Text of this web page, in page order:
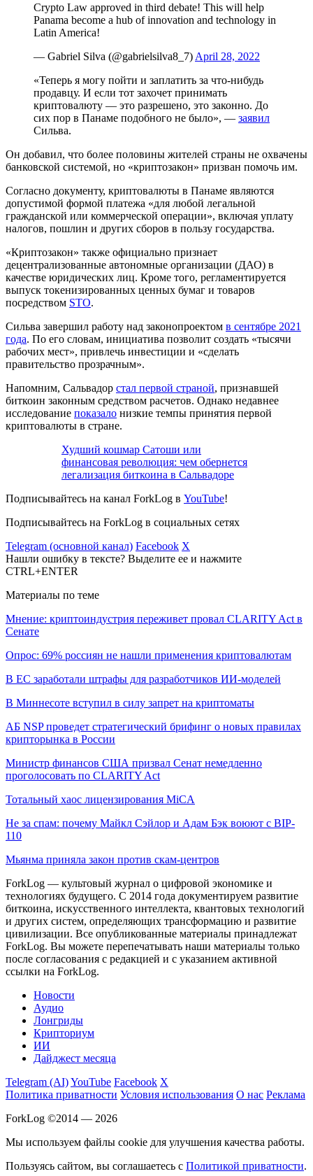
Crypto Law approved in third debate! This will help
Panama become a hub of innovation and technology in
Latin America!
— Gabriel Silva (@gabrielsilva8_7) April 28, 2022
«Теперь я могу пойти и заплатить за что-нибудь
продавцу. И если тот захочет принимать
криптовалюту — это разрешено, это законно. До
сих пор в Панаме подобного не было», — заявил
Сильва.
Он добавил, что более половины жителей страны не охвачены
банковской системой, но «криптозакон» призван помочь им.
Согласно документу, криптовалюты в Панаме являются
допустимой формой платежа «для любой легальной
гражданской или коммерческой операции», включая уплату
налогов, пошлин и других сборов в пользу государства.
«Криптозакон» также официально признает
децентрализованные автономные организации (ДАО) в
качестве юридических лиц. Кроме того, регламентируется
выпуск токенизированных ценных бумаг и товаров
посредством STO.
Сильва завершил работу над законопроектом в сентябре 2021
года. По его словам, инициатива позволит создать «тысячи
рабочих мест», привлечь инвестиции и «сделать
правительство прозрачным».
Напомним, Сальвадор стал первой страной, признавшей
биткоин законным средством расчетов. Однако недавнее
исследование показало низкие темпы принятия первой
криптовалюты в стране.
Худший кошмар Сатоши или
финансовая революция: чем обернется
легализация биткоина в Сальвадоре
Подписывайтесь на канал ForkLog в YouTube!
Подписывайтесь на ForkLog в социальных сетях
Telegram (основной канал) Facebook X
Нашли ошибку в тексте? Выделите ее и нажмите
CTRL+ENTER
Материалы по теме
Мнение: криптоиндустрия переживет провал CLARITY Act в
Сенате
Опрос: 69% россиян не нашли применения криптовалютам
В ЕС заработали штрафы для разработчиков ИИ-моделей
В Миннесоте вступил в силу запрет на криптоматы
АБ NSP проведет стратегический брифинг о новых правилах
крипторынка в России
Министр финансов США призвал Сенат немедленно
проголосовать по CLARITY Act
Тотальный хаос лицензирования MiCA
Не за спам: почему Майкл Сэйлор и Адам Бэк воюют с BIP-
110
Мьянма приняла закон против скам-центров
ForkLog — культовый журнал о цифровой экономике и
технологиях будущего. С 2014 года документируем развитие
биткоина, искусственного интеллекта, квантовых технологий
и других систем, определяющих трансформацию и развитие
цивилизации. Все опубликованные материалы принадлежат
ForkLog. Вы можете перепечатывать наши материалы только
после согласования с редакцией и с указанием активной
ссылки на ForkLog.
Новости
Аудио
Лонгриды
Крипториум
ИИ
Дайджест месяца
Telegram (AI)YouTube Facebook X
Политика приватности Условия использования О нас Реклама
ForkLog ©2014 — 2026
Мы используем файлы cookie для улучшения качества работы.
Пользуясь сайтом, вы соглашаетесь с Политикой приватности.